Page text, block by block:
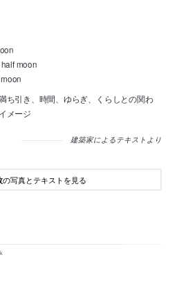
moon
ち引き、時間、ゆらぎ、くらしとの関わ
メージ
建築家によるテキストより
の写真とテキストを見る